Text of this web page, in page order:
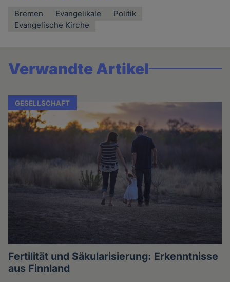
Bremen Evangelikale
Politik
Evangelische Kirche
Verwandte Artikel
GESELLSCHAFT
Fertilität und Säkularisierung: Erkenntnisse
aus Finnland